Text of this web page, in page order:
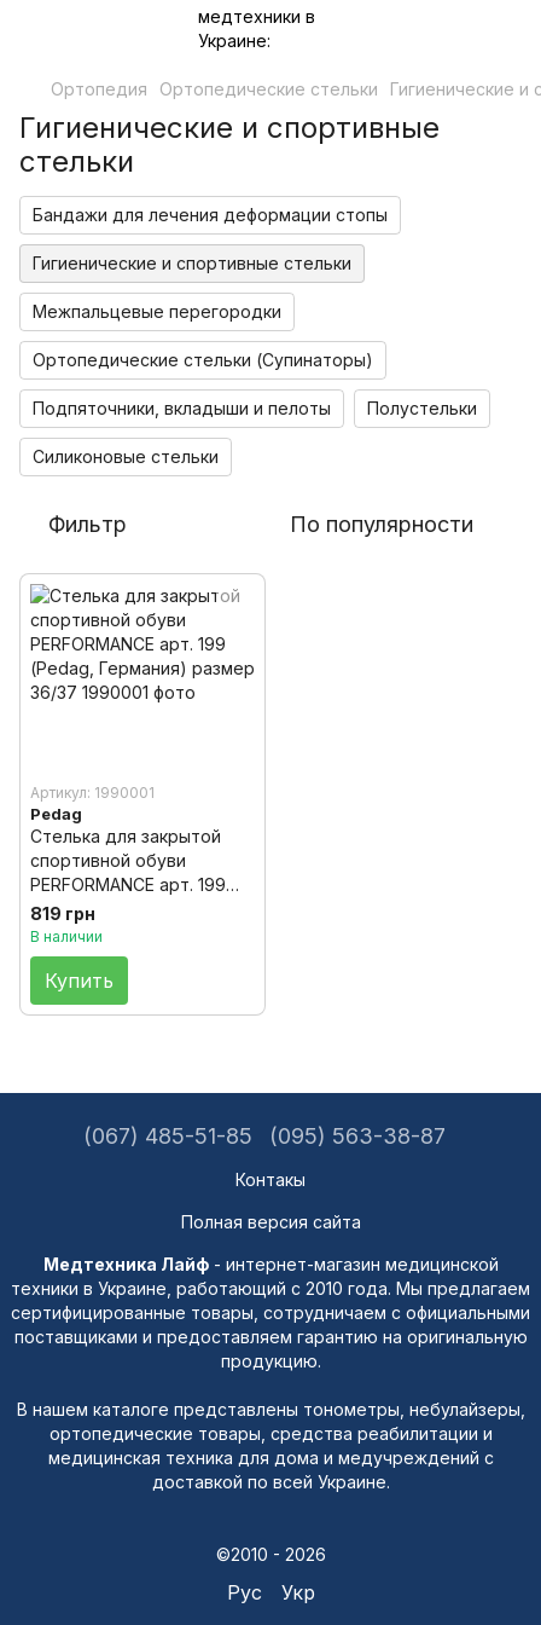
Ортопедия Ортопедические стельки Гигиенические и
Гигиенические и спортивные
стельки
Бандажи для лечения деформации стопы
Гигиенические и спортивные стельки
Межпальцевые перегородки
Ортопедические стельки (Супинаторы)
Подпяточники, вкладыши и пелоты Полустельки
Силиконовые стельки
Фильтр По популярности
Артикул: 1990001
Pedag
Cтелька для закрытой
спортивной обуви
PERFORMANCE арт. 199
(Pedag, Германия) размер
36/37
819 грн
В наличии
Купить
(067) 485-51-85 (095) 563-38-87
Контакы
Полная версия сайта
Медтехника Лайф- интернет-магазин медицинской
техники в Украине, работающий с 2010 года. Мы предлагаем
сертифицированные товары, сотрудничаем с официальными
поставщиками и предоставляем гарантию на оригинальную
продукцию.
В нашем каталоге представлены тонометры, небулайзеры,
ортопедические товары, средства реабилитации и
медицинская техника для дома и медучреждений с
доставкой по всей Украине.
©2010 - 2026
Рус Укр